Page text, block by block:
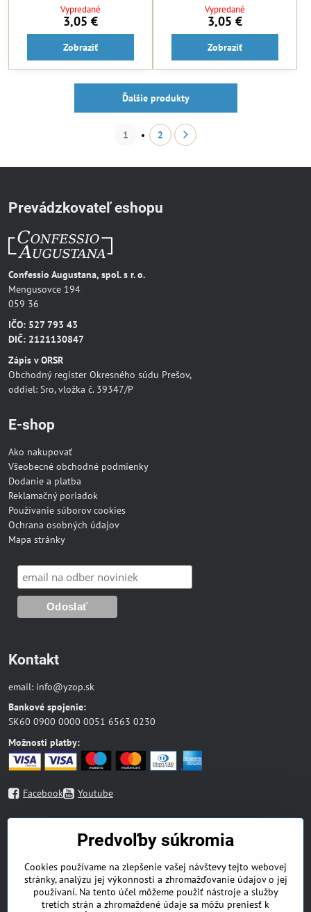
Vypredané
3,05 €
Zobraziť
Vypredané
3,05 €
Zobraziť
Ďalšie produkty
1 2
Prevádzkovateľ eshopu
Confessio Augustana, spol. s r. o.
Mengusovce 194
059 36
IČO: 527 793 43
DIČ: 2121130847
Zápis v ORSR
Obchodný register Okresného súdu Prešov,
oddiel: Sro, vložka č. 39347/P
E-shop
Ako nakupovať
Všeobecné obchodné podmienky
Dodanie a platba
Reklamačný poriadok
Používanie súborov cookies
Ochrana osobných údajov
Mapa stránky
Kontakt
email: info@yzop.sk
Bankové spojenie:
SK60 0900 0000 0051 6563 0230
Možnosti platby:
Facebook Youtube
Náboženská literatúra
Beletria
Odborná literatúra
Predvoľby súkromia
Cookies používame na zlepšenie vašej návštevy tejto webovej
stránky, analýzu jej výkonnosti a zhromažďovanie údajov o jej
používaní. Na tento účel môžeme použiť nástroje a služby
tretích strán a zhromaždené údaje sa môžu preniesť k